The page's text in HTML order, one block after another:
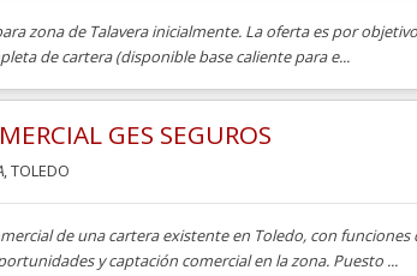
zona de Talavera inicialmente. La oferta es por
de cartera (disponible base caliente para e...
GES SEGUROS
, TOLEDO
de una cartera existente en Toledo, con
y captación comercial en la zona. Puesto ...